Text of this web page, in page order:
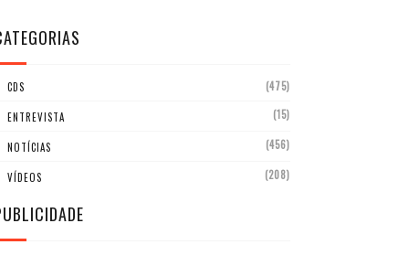
CDS (475)
ENTREVISTA (15)
NOTÍCIAS (456)
VÍDEOS (208)